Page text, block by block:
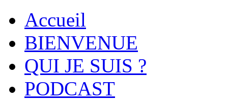
Accueil
BIENVENUE
QUI JE SUIS ?
PODCAST